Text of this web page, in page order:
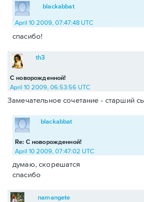
blackabbat
April 10 2009, 07:47:48 UTC
спасибо!
С новорожденной!
th3
April 10 2009, 06:53:56 UTC
Замечательное сочетание - старший
Re: С новорожденной!
blackabbat
April 10 2009, 07:47:02 UTC
думаю, скорешатся
спасибо
namangete